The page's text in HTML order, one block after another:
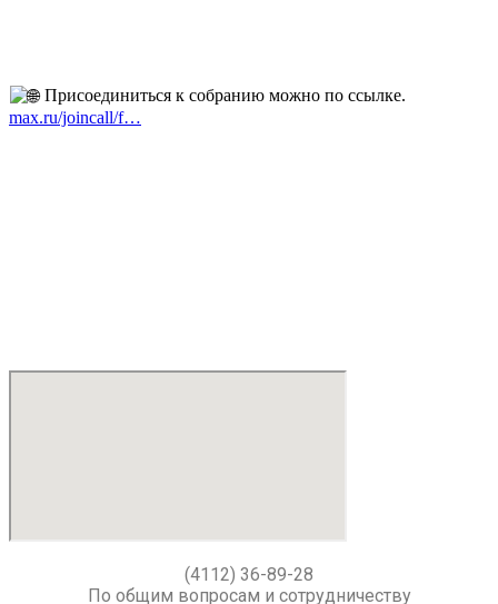
Присоединиться к собранию можно по ссылке.
max.ru/joincall/f…
(4112) 36-89-28
По общим вопросам и сотрудничеству